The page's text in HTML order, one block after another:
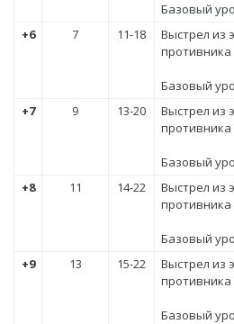
Базовый
+6
7 11-18
Выстрел из
Базовый
+7
9 13-20
Выстрел из
Базовый
+8
11 14-22
Выстрел из
Базовый
+9
13 15-22
Выстрел из
Базовый